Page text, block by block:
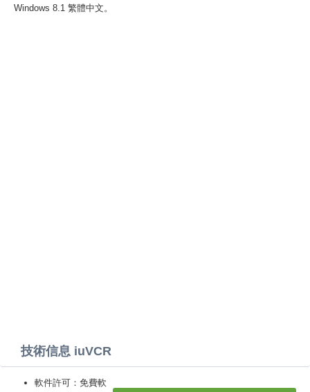
Windows 8.1 繁體中文。
技術信息 iuVCR
軟件許可：免費軟